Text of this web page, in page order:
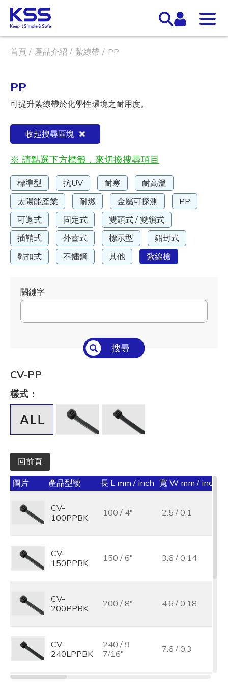
首頁 產品介紹 紮線帶 PP
PP
可提升紮線帶於化學性環境之耐用度。
收起搜尋區塊
※ 請點選下方標籤，來切換搜尋項目
標準型 抗UV 耐寒
耐高溫
太陽能產業
耐燃 金屬可探測
PP
可退式
固定式
雙頭式 / 雙鎖式
插鞘式
外齒式 標示型
鉛封式
黏扣式
不鏽鋼 其他 紮線槍
關鍵字
搜尋
CV-PP
樣式：
回前頁
圖片 產品型號 長 L mm / inch 寬 W mm / inch
CV-
100PPBK
100 / 4" 2.5 / 0.1
CV-
150PPBK
150 / 6" 3.6 / 0.14
CV-
200PPBK
200 / 8" 4.6 / 0.18
CV-
240LPPBK
240 / 9
7/16"
7.6 / 0.3